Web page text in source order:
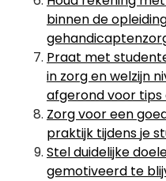
binnen de
Praat met
in zorg en welzijn
afgerond voor tips
Zorg voor een
praktijk tijdens je
Stel duidelijke
gemotiveerd te